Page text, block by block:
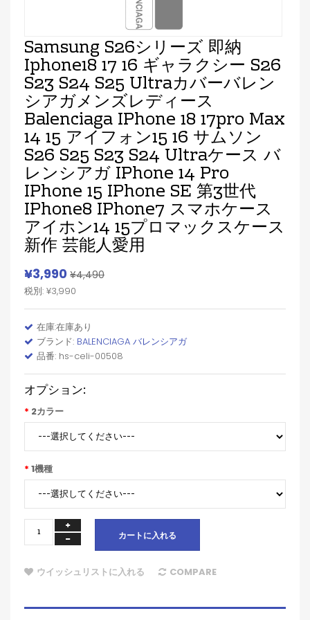
Samsung S26シリーズ 即納
Iphone18 17 16 ギャラクシー S26
S23 S24 S25 Ultraカバーバレン
シアガメンズレディース
Balenciaga IPhone 18 17pro Max
14 15 アイフォン15 16 サムソン
S26 S25 S23 S24 Ultraケース バ
レンシアガ IPhone 14 Pro
IPhone 15 IPhone SE 第3世代
IPhone8 IPhone7 スマホケース
アイホン14 15プロマックスケース
新作 芸能人愛用
¥3,990 ¥4,490
税別: ¥3,990
在庫:在庫あり
ブランド: BALENCIAGA バレンシアガ
品番: hs-celi-00508
オプション:
2カラー
1機種
カートに入れる
ウイッシュリストに入れる COMPARE